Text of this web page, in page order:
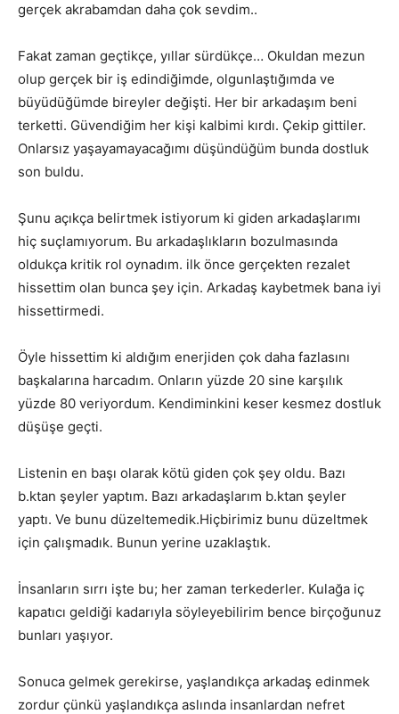
gerçek akrabamdan daha çok sevdim..
Fakat zaman geçtikçe, yıllar sürdükçe… Okuldan mezun
olup gerçek bir iş edindiğimde, olgunlaştığımda ve
büyüdüğümde bireyler değişti. Her bir arkadaşım beni
terketti. Güvendiğim her kişi kalbimi kırdı. Çekip gittiler.
Onlarsız yaşayamayacağımı düşündüğüm bunda dostluk
son buldu.
Şunu açıkça belirtmek istiyorum ki giden arkadaşlarımı
hiç suçlamıyorum. Bu arkadaşlıkların bozulmasında
oldukça kritik rol oynadım. ilk önce gerçekten rezalet
hissettim olan bunca şey için. Arkadaş kaybetmek bana iyi
hissettirmedi.
Öyle hissettim ki aldığım enerjiden çok daha fazlasını
başkalarına harcadım. Onların yüzde 20 sine karşılık
yüzde 80 veriyordum. Kendiminkini keser kesmez dostluk
düşüşe geçti.
Listenin en başı olarak kötü giden çok şey oldu. Bazı
b.ktan şeyler yaptım. Bazı arkadaşlarım b.ktan şeyler
yaptı. Ve bunu düzeltemedik.Hiçbirimiz bunu düzeltmek
için çalışmadık. Bunun yerine uzaklaştık.
İnsanların sırrı işte bu; her zaman terkederler. Kulağa iç
kapatıcı geldiği kadarıyla söyleyebilirim bence birçoğunuz
bunları yaşıyor.
Sonuca gelmek gerekirse, yaşlandıkça arkadaş edinmek
zordur çünkü yaşlandıkça aslında insanlardan nefret